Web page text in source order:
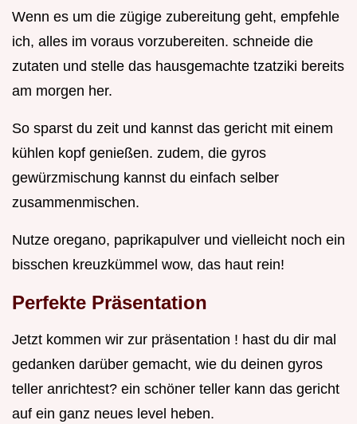
Wenn es um die zügige zubereitung geht, empfehle
ich, alles im voraus vorzubereiten. schneide die
zutaten und stelle das hausgemachte tzatziki bereits
am morgen her.
So sparst du zeit und kannst das gericht mit einem
kühlen kopf genießen. zudem, die gyros
gewürzmischung kannst du einfach selber
zusammenmischen.
Nutze oregano, paprikapulver und vielleicht noch ein
bisschen kreuzkümmel wow, das haut rein!
Perfekte Präsentation
Jetzt kommen wir zur präsentation ! hast du dir mal
gedanken darüber gemacht, wie du deinen gyros
teller anrichtest? ein schöner teller kann das gericht
auf ein ganz neues level heben.